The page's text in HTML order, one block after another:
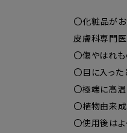
〇化粧品がお
皮膚科専門医
〇傷やはれも
〇目に入った
〇極端に高
〇植物由来成
〇使用後はよ